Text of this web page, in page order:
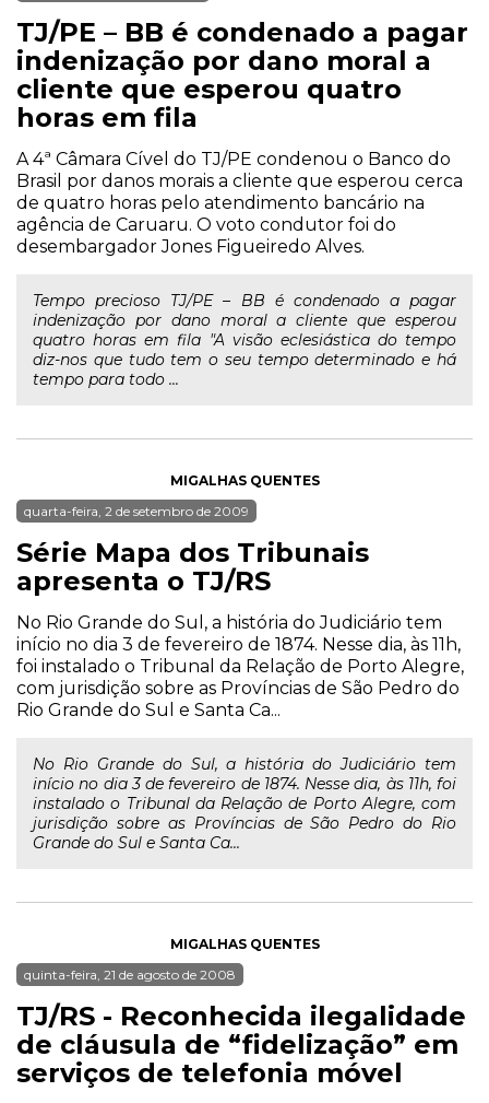
TJ/PE – BB é condenado a pagar
indenização por dano moral a
cliente que esperou quatro
horas em fila
A 4ª Câmara Cível do TJ/PE condenou o Banco do
Brasil por danos morais a cliente que esperou cerca
de quatro horas pelo atendimento bancário na
agência de Caruaru. O voto condutor foi do
desembargador Jones Figueiredo Alves.
Tempo precioso TJ/PE – BB é condenado a pagar
indenização por dano moral a cliente que esperou
quatro horas em fila "A visão eclesiástica do tempo
diz-nos que tudo tem o seu tempo determinado e há
tempo para todo ...
MIGALHAS QUENTES
quarta-feira, 2 de setembro de 2009
Série Mapa dos Tribunais
apresenta o TJ/RS
No Rio Grande do Sul, a história do Judiciário tem
início no dia 3 de fevereiro de 1874. Nesse dia, às 11h,
foi instalado o Tribunal da Relação de Porto Alegre,
com jurisdição sobre as Províncias de São Pedro do
Rio Grande do Sul e Santa Ca...
No Rio Grande do Sul, a história do Judiciário tem
início no dia 3 de fevereiro de 1874. Nesse dia, às 11h, foi
instalado o Tribunal da Relação de Porto Alegre, com
jurisdição sobre as Províncias de São Pedro do Rio
Grande do Sul e Santa Ca...
MIGALHAS QUENTES
quinta-feira, 21 de agosto de 2008
TJ/RS - Reconhecida ilegalidade
de cláusula de “fidelização” em
serviços de telefonia móvel